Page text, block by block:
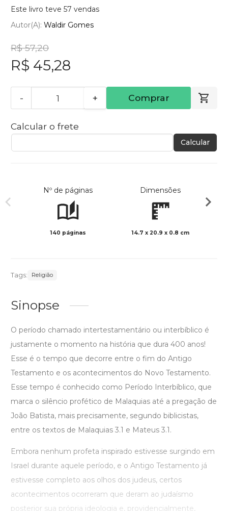
Este livro teve 57 vendas
Autor(a): Waldir Gomes
R$ 57,20
R$ 45,28
- + Comprar
Calcular o frete
Calcular
Nº de páginas
140 páginas
Dimensões
14.7 x 20.9 x 0.8 cm
Tags: Religião
Sinopse
O período chamado intertestamentário ou interbíblico é
justamente o momento na história que dura 400 anos!
Esse é o tempo que decorre entre o fim do Antigo
Testamento e os acontecimentos do Novo Testamento.
Esse tempo é conhecido como Período Interbíblico, que
marca o silêncio profético de Malaquias até a pregação de
João Batista, mais precisamente, segundo biblicistas,
entre os textos de Malaquias 3.1 e Mateus 3.1.
Embora nenhum profeta inspirado estivesse surgindo em
Israel durante aquele período, e o Antigo Testamento já
estivesse completo aos olhos dos judeus, certos
acontecimentos ocorreram que deram ao judaísmo
posterior sua própria ideologia e, providencialmente,